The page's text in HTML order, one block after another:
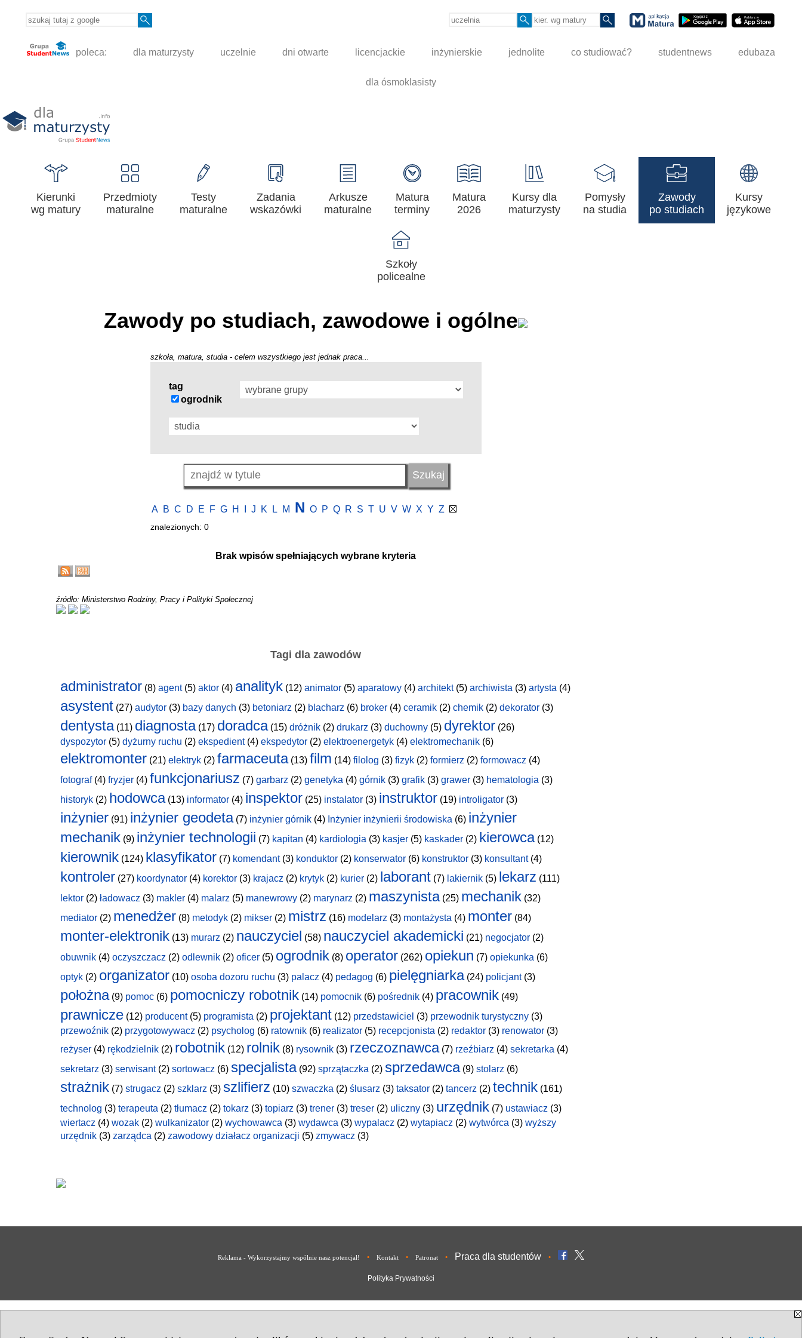
poleca: dla maturzysty uczelnie dni otwarte licencjackie inżynierskie jednolite co studiować? studentnews edubaza
dla ósmoklasisty
Kierunki
wg matury
Przedmioty
maturalne
Testy
maturalne
Zadania
wskazówki
Arkusze
maturalne
Matura
terminy
Matura
2026
Kursy dla
maturzysty
Pomysły
na studia
Zawody
po studiach
Kursy
językowe
Szkoły
policealne
Zawody po studiach, zawodowe i ogólne
szkoła, matura, studia - celem wszystkiego jest jednak praca...
tag
ogrodnik
A B C D E F G H J K L M N O P Q R S T U V W X Y Z
znalezionych: 0
Brak wpisów spełniających wybrane kryteria
źródło: Ministerstwo Rodziny, Pracy i Polityki Społecznej
Tagi dla zawodów
administrator (8) agent(5) aktor (4) analityk (12) animator (5) aparatowy (4) architekt(5) archiwista (3) artysta (4)
asystent (27) audytor (3) bazy danych (3) betoniarz (2) blacharz (6) broker (4) ceramik (2) chemik (2) dekorator (3)
dentysta(11) diagnosta(17) doradca(15) dróżnik (2) drukarz (3) duchowny (5) dyrektor (26)
dyspozytor (5) dyżurny ruchu (2) ekspedient(4) ekspedytor (2) elektroenergetyk (4) elektromechanik (6)
elektromonter (21) elektryk (2) farmaceuta(13) film (14) filolog (3) fizyk (2) formierz (2) formowacz (4)
fotograf(4) fryzjer (4) funkcjonariusz (7) garbarz (2) genetyka (4) górnik (3) grafik (3) grawer (3) hematologia (3)
historyk (2) hodowca(13) informator (4) inspektor (25) instalator (3) instruktor (19) introligator (3)
inżynier (91) inżynier geodeta(7) inżynier górnik (4) Inżynier inżynierii środowiska (6) inżynier
mechanik (9) inżynier technologii (7) kapitan (4) kardiologia (3) kasjer (5) kaskader (2) kierowca(12)
kierownik (124) klasyfikator (7) komendant(3) konduktor (2) konserwator (6) konstruktor (3) konsultant(4)
kontroler (27) koordynator (4) korektor (3) krajacz (2) krytyk (2) kurier (2) laborant (7) lakiernik (5) lekarz (111)
lektor (2) ładowacz (3) makler (4) malarz (5) manewrowy (2) marynarz (2) maszynista(25) mechanik (32)
mediator (2) menedżer (8) metodyk (2) mikser (2) mistrz (16) modelarz (3) montażysta (4) monter (84)
monter-elektronik (13) murarz (2) nauczyciel (58) nauczyciel akademicki (21) negocjator (2)
obuwnik (4) oczyszczacz (2) odlewnik (2) oficer (5) ogrodnik (8) operator (262) opiekun (7) opiekunka (6)
optyk (2) organizator (10) osoba dozoru ruchu (3) palacz (4) pedagog (6) pielęgniarka(24) policjant(3)
położna(9) pomoc (6) pomocniczy robotnik (14) pomocnik (6) pośrednik (4) pracownik (49)
prawnicze (12) producent(5) programista (2) projektant (12) przedstawiciel (3) przewodnik turystyczny (3)
przewoźnik (2) przygotowywacz (2) psycholog (6) ratownik (6) realizator (5) recepcjonista (2) redaktor (3) renowator (3)
reżyser (4) rękodzielnik (2) robotnik (12) rolnik (8) rysownik (3) rzeczoznawca(7) rzeźbiarz (4) sekretarka (4)
sekretarz (3) serwisant(2) sortowacz (6) specjalista(92) sprzątaczka (2) sprzedawca(9) stolarz (6)
strażnik (7) strugacz (2) szklarz (3) szlifierz (10) szwaczka (2) ślusarz (3) taksator (2) tancerz (2) technik (161)
technolog (3) terapeuta (2) tłumacz (2) tokarz (3) topiarz (3) trener (3) treser (2) uliczny (3) urzędnik (7) ustawiacz (3)
wiertacz (4) wozak (2) wulkanizator (2) wychowawca (3) wydawca (3) wypalacz (2) wytapiacz (2) wytwórca (3) wyższy
urzędnik (3) zarządca (2) zawodowy działacz organizacji (5) zmywacz (3)
Reklama - Wykorzystajmy wspólnie nasz potencjał! • Kontakt • Patronat • Praca dla studentów •
Polityka Prywatności